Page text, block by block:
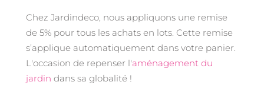
Chez Jardindeco, nous appliquons une remise
de 5% pour tous les achats en lots. Cette remise
s’applique automatiquement dans votre panier.
L'occasion de repenser l'aménagement du
jardin dans sa globalité !